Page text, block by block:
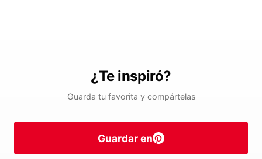
¿Te inspiró?
Guarda tu favorita y compártelas
Guardar en